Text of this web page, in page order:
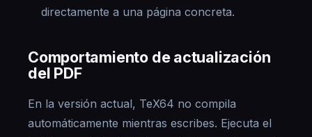
directamente a una página concreta.
Comportamiento de actualización
del PDF
En la versión actual, TeX64 no compila
automáticamente mientras escribes. Ejecuta el